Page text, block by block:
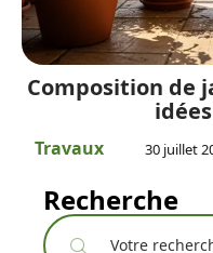
Composition de
Travaux 30 juillet
Recherche